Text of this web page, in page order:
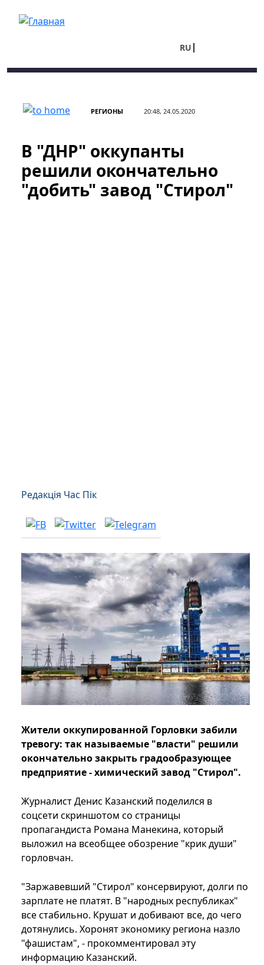
RU
РЕГИОНЫ 20:48, 24.05.2020
В "ДНР" оккупанты
решили окончательно
"добить" завод "Стирол"
Редакція Час Пік
Жители оккупированной Горловки забили
тревогу: так называемые "власти" решили
окончательно закрыть градообразующее
предприятие - химический завод "Стирол".
Журналист Денис Казанский поделился в
соцсети скриншотом со страницы
пропагандиста Романа Манекина, который
выложил на всеобщее обозрение "крик души"
горловчан.
"Заржавевший "Стирол" консервируют, долги по
зарплате не платят. В "народных республиках"
все стабильно. Крушат и добивают все, до чего
дотянулись. Хоронят экономику региона назло
"фашистам", - прокомментировал эту
информацию Казанский.